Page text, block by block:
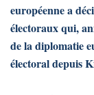
européenne a
électoraux qui,
de la diplomatie
électoral depuis